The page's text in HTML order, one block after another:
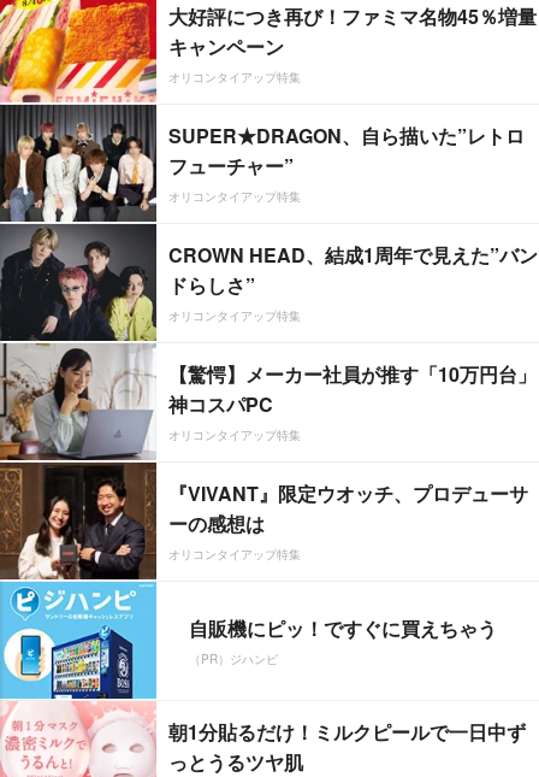
大好評につき再び！ファミマ名物45％増量
キャンペーン
オリコンタイアップ特集
SUPER★DRAGON、自ら描いた”レトロ
フューチャー”
オリコンタイアップ特集
CROWN HEAD、結成1周年で見えた”バン
ドらしさ”
オリコンタイアップ特集
【驚愕】メーカー社員が推す「10万円台」
神コスパPC
オリコンタイアップ特集
『VIVANT』限定ウオッチ、プロデューサ
ーの感想は
オリコンタイアップ特集
自販機にピッ！ですぐに買えちゃう
（PR）ジハンピ
朝1分貼るだけ！ミルクピールで一日中ず
っとうるツヤ肌